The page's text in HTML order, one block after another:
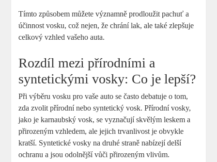
Tímto způsobem můžete významně prodloužit pachuť ⁤a
účinnost vosku, což nejen, že chrání lak, ale také zlepšuje
celkový vzhled vašeho auta.
Rozdíl mezi přírodními a
syntetickými vosky: Co ‍je lepší?
Při výběru vosku ​pro ‍vaše auto se často debatuje o tom,
zda zvolit přírodní nebo syntetický vosk. Přírodní vosky,
jako je karnaubský vosk, se vyznačují skvělým ‌leskem a
přirozeným vzhledem, ​ale jejich trvanlivost‍ je obvykle
kratší. Syntetické vosky na druhé straně nabízejí delší
ochranu a jsou odolnější vůči ​přirozeným vlivům.